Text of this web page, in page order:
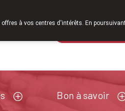
Bon à savoir
à vos centres d'intérêts. En